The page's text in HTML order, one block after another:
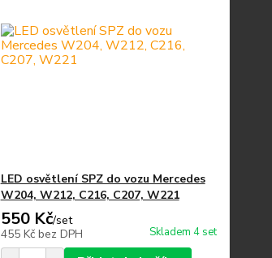
LED osvětlení SPZ do vozu Mercedes
W204, W212, C216, C207, W221
550 Kč/set
455 Kč bez DPH Skladem 4 set